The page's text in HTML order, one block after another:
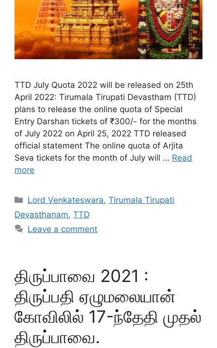
TTD July Quota 2022 will be released on 25th
April 2022: Tirumala Tirupati Devastham (TTD)
plans to release the online quota of Special
Entry Darshan tickets of ₹300/- for the months
of July 2022 on April 25, 2022 TTD released
official statement The online quota of Arjita
Seva tickets for the month of July will … Read
more
Categories
Lord Venkateswara,Tirumala Tirupati
Devasthanam, TTD
Leave a comment
திருப்பாவை 2021 :
திருப்பதி ஏழுமலையான்
கோவிலில் 17-ந்தேதி முதல்
திருப்பாவை.